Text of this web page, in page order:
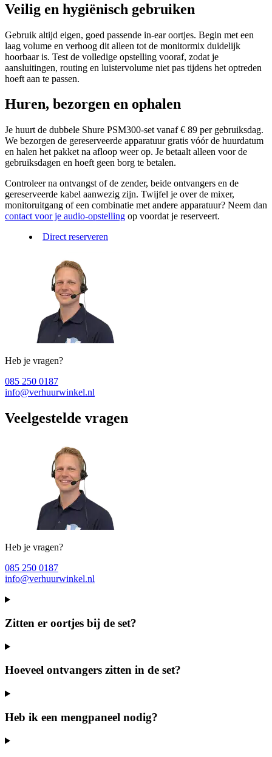
Veilig en hygiënisch gebruiken
Gebruik altijd eigen, goed passende in-ear oortjes. Begin met een
laag volume en verhoog dit alleen tot de monitormix duidelijk
hoorbaar is. Test de volledige opstelling vooraf, zodat je
aansluitingen, routing en luistervolume niet pas tijdens het optreden
hoeft aan te passen.
Huren, bezorgen en ophalen
Je huurt de dubbele Shure PSM300-set vanaf € 89 per gebruiksdag.
We bezorgen de gereserveerde apparatuur gratis vóór de huurdatum
en halen het pakket na afloop weer op. Je betaalt alleen voor de
gebruiksdagen en hoeft geen borg te betalen.
Controleer na ontvangst of de zender, beide ontvangers en de
gereserveerde kabel aanwezig zijn. Twijfel je over de mixer,
monitoruitgang of een combinatie met andere apparatuur? Neem dan
contact voor je audio-opstelling op voordat je reserveert.
Direct reserveren
Heb je vragen?
085 250 0187
info@verhuurwinkel.nl
Veelgestelde vragen
Heb je vragen?
085 250 0187
info@verhuurwinkel.nl
Zitten er oortjes bij de set?
Hoeveel ontvangers zitten in de set?
Heb ik een mengpaneel nodig?